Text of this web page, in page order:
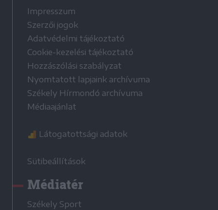
Impresszum
Szerzői jogok
Adatvédelmi tájékoztató
Cookie-kezelési tájékoztató
Hozzászólási szabályzat
Nyomtatott lapjaink archívuma
Székely Hírmondó archívuma
Médiaajánlat
Látogatottsági adatok
Sütibeállítások
Médiatér
Székely Sport